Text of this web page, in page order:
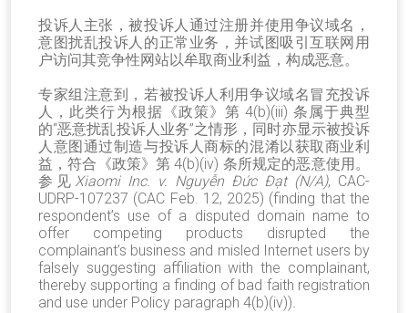
投诉人主张，被投诉人通过注册并使用争议域名，
意图扰乱投诉人的正常业务，并试图吸引互联网用
户访问其竞争性网站以牟取商业利益，构成恶意。
专家组注意到，若被投诉人利用争议域名冒充投诉
人，此类行为根据《政策》第 4(b)(iii) 条属于典型
的“恶意扰乱投诉人业务”之情形，同时亦显示被投诉
人意图通过制造与投诉人商标的混淆以获取商业利
益，符合《政策》第 4(b)(iv) 条所规定的恶意使用。
参见 Xiaomi Inc. v. Nguyễn Đức Đạt (N/A), CAC-
UDRP-107237 (CAC Feb. 12, 2025) (finding that the
respondent’s use of a disputed domain name to
offer competing products disrupted the
complainant’s business and misled Internet users by
falsely suggesting affiliation with the complainant,
thereby supporting a finding of bad faith registration
and use under Policy paragraph 4(b)(iv)).